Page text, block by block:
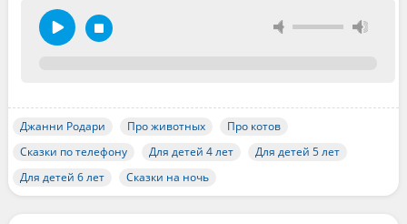
Джанни Родари Про животных
Про котов
Сказки по телефону
Для детей 4 лет
Для детей 5 лет
Для детей 6 лет
Сказки на ночь